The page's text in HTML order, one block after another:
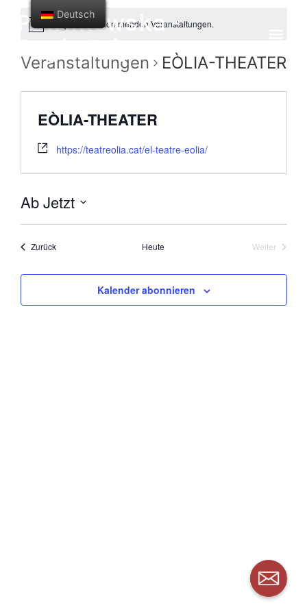
Pawlikowska -
Es gibt keine kommenden Veranstaltungen.
Veranstaltungen EÒLIA-THEATER
EÒLIA-THEATER
https://teatreolia.cat/el-teatre-eolia/
Ab Jetzt
auswählen.
ZurückVeranstaltungen Heute Weiter
Kalender abonnieren
Deutsch